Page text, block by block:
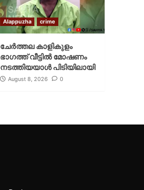
Alappuzha crime
ചേർത്തല കാളികുളം
ഭാഗത്ത് വീട്ടിൽ മോഷണം
നടത്തിയയാൾ പിടിയിലായി
August 8, 2026 0